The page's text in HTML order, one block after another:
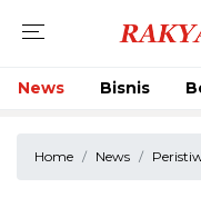
News Bisnis
Home News